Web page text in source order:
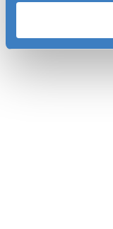
+31 (0)533 03 12 00